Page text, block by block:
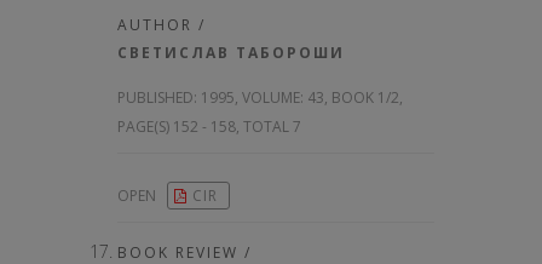
AUTHOR /
СВЕТИСЛАВ ТАБОРОШИ
PUBLISHED: 1995, VOLUME: 43, BOOK 1/2,
PAGE(S) 152 - 158, TOTAL 7
OPEN CIR
BOOK REVIEW /